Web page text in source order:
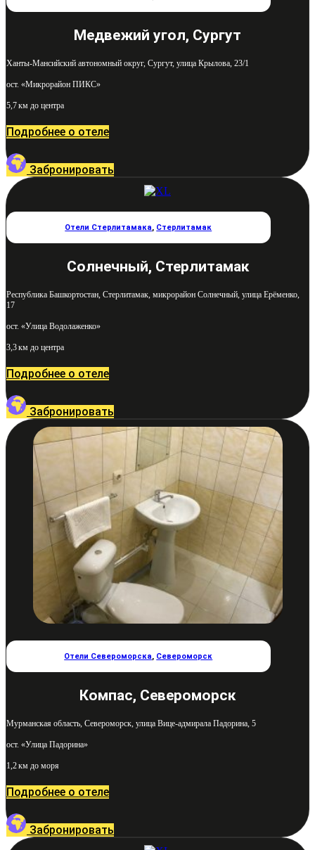
Медвежий угол, Сургут
Ханты-Мансийский автономный округ, Сургут, улица Крылова, 23/1
ост. «Микрорайон ПИКС»
5,7 км до центра
Подробнее о отеле
Забронировать
Отели Стерлитамака, Стерлитамак
Солнечный, Стерлитамак
Республика Башкортостан, Стерлитамак, микрорайон Солнечный, улица Ерёменко,
17
ост. «Улица Водолаженко»
3,3 км до центра
Подробнее о отеле
Забронировать
Отели Североморска, Североморск
Компас, Североморск
Мурманская область, Североморск, улица Вице-адмирала Падорина, 5
ост. «Улица Падорина»
1,2 км до моря
Подробнее о отеле
Забронировать